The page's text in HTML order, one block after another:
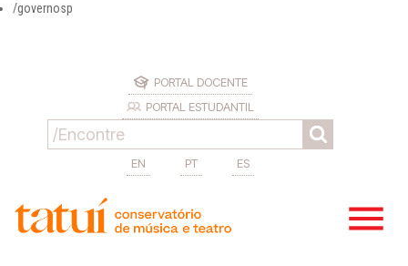
/governosp
PORTAL DOCENTE
PORTAL ESTUDANTIL
EN PT ES